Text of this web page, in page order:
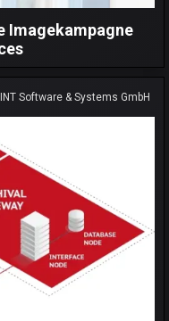
Imagekampagne
Software & Systems GmbH